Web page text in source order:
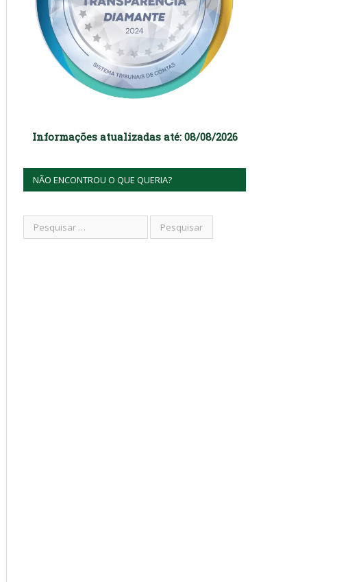
Informações atualizadas até: 08/08/2026
NÃO ENCONTROU O QUE QUERIA?